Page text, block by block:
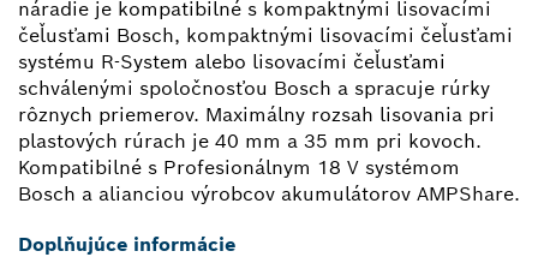
náradie je kompatibilné s kompaktnými lisovacími
čeľusťami Bosch, kompaktnými lisovacími čeľusťami
systému R-System alebo lisovacími čeľusťami
schválenými spoločnosťou Bosch a spracuje rúrky
rôznych priemerov. Maximálny rozsah lisovania pri
plastových rúrach je 40 mm a 35 mm pri kovoch.
Kompatibilné s Profesionálnym 18 V systémom
Bosch a alianciou výrobcov akumulátorov AMPShare.
Doplňujúce informácie